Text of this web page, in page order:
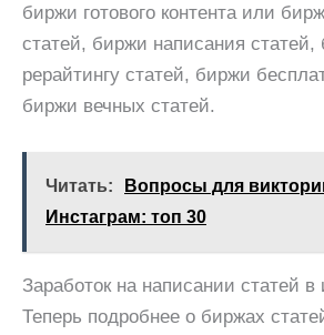
биржи готового контента или
статей, биржи написания статей,
рерайтингу статей, биржи
биржи вечных статей.
Читать:
Вопросы для
Инстаграм: топ 30
Заработок на написании статей в
Теперь подробнее о биржах